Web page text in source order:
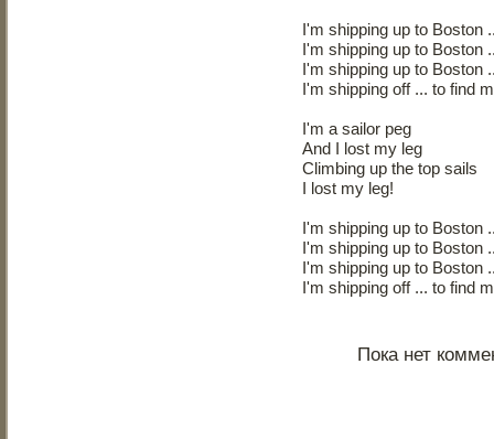
I'm shipping up to Boston
I'm shipping up to Boston
I'm shipping up to Boston
I'm shipping off ... to find
I'm a sailor peg
And I lost my leg
Climbing up the top sails
I lost my leg!
I'm shipping up to Boston
I'm shipping up to Boston
I'm shipping up to Boston
I'm shipping off ... to find
Пока нет